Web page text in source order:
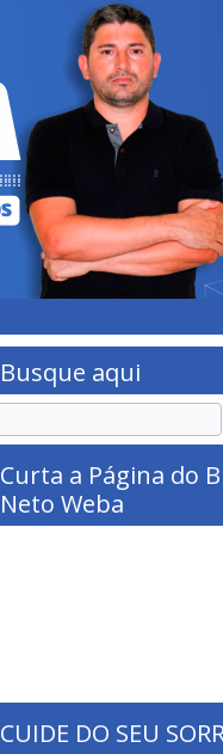
Busque aqui
Curta a Página do
Neto Weba
CUIDE DO SEU